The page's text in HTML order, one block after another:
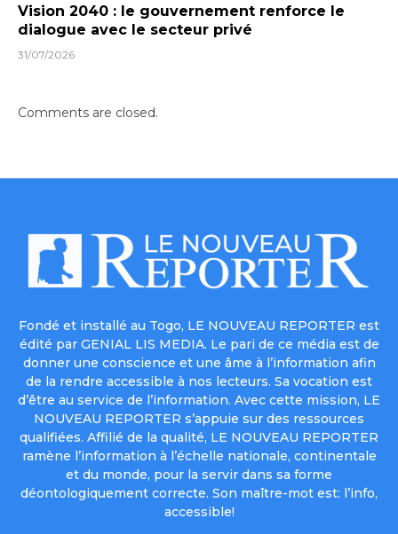
Vision 2040 : le gouvernement renforce le
dialogue avec le secteur privé
31/07/2026
Comments are closed.
Fondé et installé au Togo, LE NOUVEAU REPORTER est
édité par GENIAL LIS MEDIA. Le pari de ce média est de
donner une conscience et une âme à l’information afin
de la rendre accessible à nos lecteurs. Sa vocation est
d’être au service de l’information. Avec cette mission, LE
NOUVEAU REPORTER s’appuie sur des ressources
qualifiées. Affilié de la qualité, LE NOUVEAU REPORTER
ramène l’information à l’échelle nationale, continentale
et du monde, pour la servir dans sa forme
déontologiquement correcte. Son maître-mot est: l’info,
accessible!